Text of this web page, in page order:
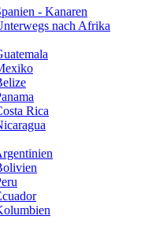
- Kanaren
nach Afrika
Rica